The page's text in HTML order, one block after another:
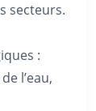
secteurs.
:
l’eau,